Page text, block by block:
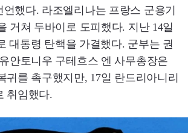
언했다. 라조엘리나는 프랑스 군용기
거쳐 두바이로 도피했다. 지난 14일
대통령 탄핵을 가결했다. 군부는 권
안토니우 구테흐스 엔 사무총장은
귀를 촉구했지만, 17일 란드리아니리
취임했다.